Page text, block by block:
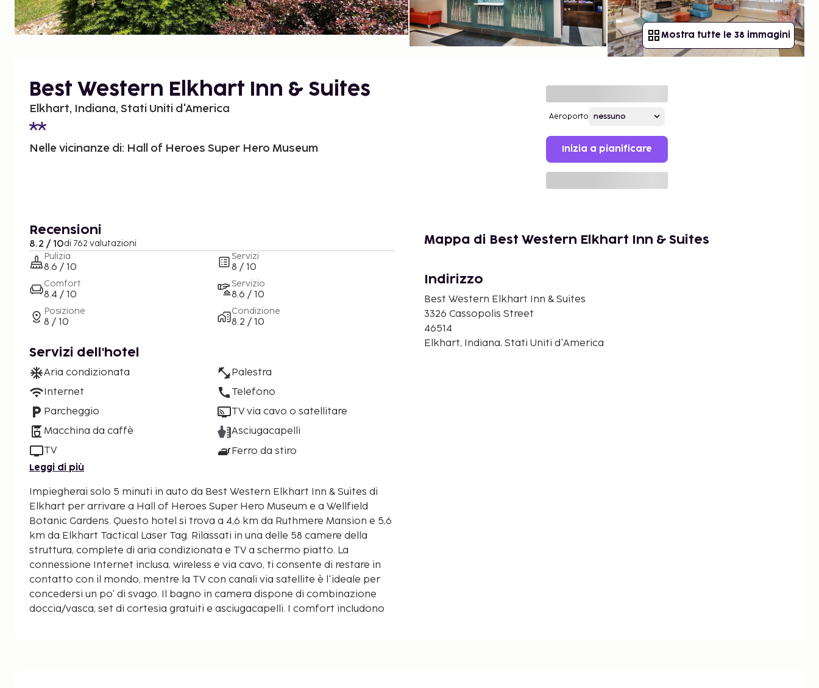
Mostra tutte le 38 immagini
Best Western Elkhart Inn & Suites
Elkhart, Indiana, Stati Uniti d'America
Nelle vicinanze di: Hall of Heroes Super Hero Museum
Aeroporto
Inizia a pianificare
Recensioni
8.2 / 10di 762 valutazioni
Pulizia
8.6 / 10
Comfort
8.4 / 10
Posizione
8 / 10
Servizi
8 / 10
Servizio
8.6 / 10
Condizione
8.2 / 10
Servizi dell'hotel
Aria condizionata
Internet
Parcheggio
Macchina da caffè
TV
Palestra
Telefono
TV via cavo o satellitare
Asciugacapelli
Ferro da stiro
Leggi di più
Impiegherai solo 5 minuti in auto da Best Western Elkhart Inn & Suites di
Elkhart per arrivare a Hall of Heroes Super Hero Museum e a Wellfield
Botanic Gardens. Questo hotel si trova a 4,6 km da Ruthmere Mansion e 5,6
km da Elkhart Tactical Laser Tag. Rilassati in una delle 58 camere della
struttura, complete di aria condizionata e TV a schermo piatto. La
connessione Internet inclusa, wireless e via cavo, ti consente di restare in
contatto con il mondo, mentre la TV con canali via satellite è l'ideale per
concedersi un po' di svago. Il bagno in camera dispone di combinazione
doccia/vasca, set di cortesia gratuiti e asciugacapelli. I comfort includono
Mappa di Best Western Elkhart Inn & Suites
Indirizzo
Best Western Elkhart Inn & Suites
3326 Cassopolis Street
46514
Elkhart, Indiana, Stati Uniti d'America